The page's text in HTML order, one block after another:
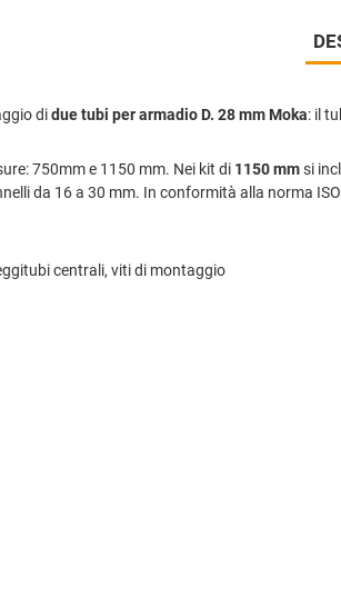
didue tubi per armadio D. 28 mm Moka: il
750mm e 1150 mm. Nei kit di 1150 mmsi
da 16 a 30 mm. In conformità alla norma
centrali, viti di montaggio